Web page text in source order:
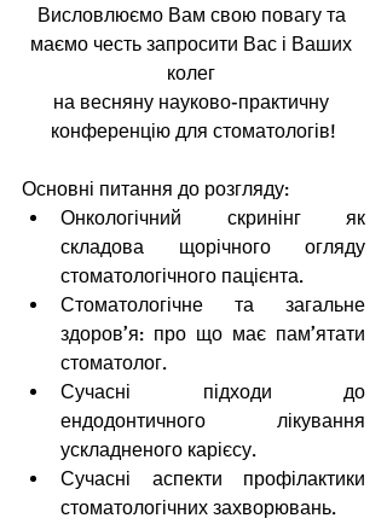
Висловлюємо Вам свою повагу та
маємо честь запросити Вас і Ваших
колег
на весняну науково-практичну
конференцію для стоматологів!
Основні питання до розгляду:
Онкологічний скринінг як
складова щорічного огляду
стоматологічного пацієнта.
Стоматологічне та загальне
здоров’я: про що має пам’ятати
стоматолог.
Сучасні підходи до
ендодонтичного лікування
ускладненого карієсу.
Сучасні аспекти профілактики
стоматологічних захворювань.